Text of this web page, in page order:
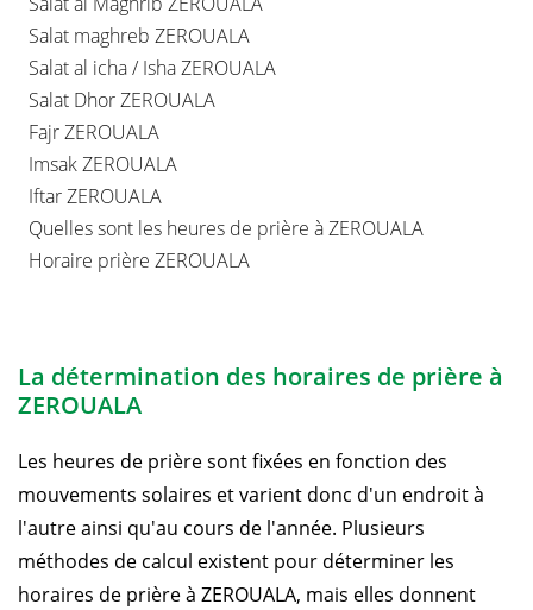
Salat maghreb ZEROUALA
Salat al icha / Isha ZEROUALA
Salat Dhor ZEROUALA
Fajr ZEROUALA
Imsak ZEROUALA
Iftar ZEROUALA
Quelles sont les heures de prière à ZEROUALA
Horaire prière ZEROUALA
La détermination des horaires de prière à
ZEROUALA
Les heures de prière sont fixées en fonction des
mouvements solaires et varient donc d'un endroit à
l'autre ainsi qu'au cours de l'année. Plusieurs
méthodes de calcul existent pour déterminer les
horaires de prière à ZEROUALA, mais elles donnent